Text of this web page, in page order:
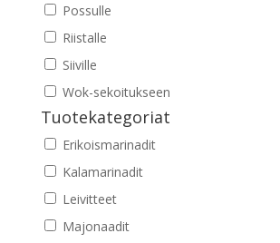
Possulle
Riistalle
Siiville
Wok-sekoitukseen
Tuotekategoriat
Erikoismarinadit
Kalamarinadit
Leivitteet
Majonaadit